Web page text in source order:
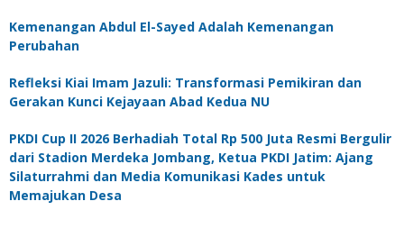
Kemenangan Abdul El-Sayed Adalah Kemenangan
Perubahan
Refleksi Kiai Imam Jazuli: Transformasi Pemikiran dan
Gerakan Kunci Kejayaan Abad Kedua NU
PKDI Cup II 2026 Berhadiah Total Rp 500 Juta Resmi Bergulir
dari Stadion Merdeka Jombang, Ketua PKDI Jatim: Ajang
Silaturrahmi dan Media Komunikasi Kades untuk
Memajukan Desa